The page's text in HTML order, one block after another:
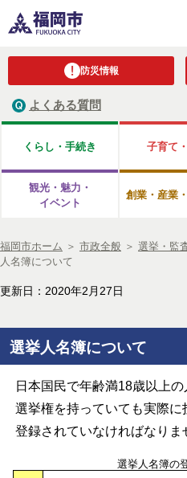
防災情報
よくある質問
くらし・手続き 子育て
観光・魅力・
イベント
創業・産業
福岡市ホーム ＞ 市政全般 ＞ 選挙・監
人名簿について
更新日：2020年2月27日
選挙人名簿について
日本国民で年齢満18歳以上
選挙権を持っていても実際
登録されていなければなりま
選挙人名簿の